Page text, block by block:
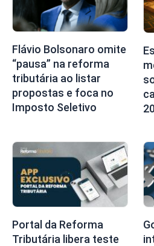
Flávio Bolsonaro omite
“pausa” na reforma
tributária ao listar
propostas e foca no
Imposto Seletivo
Portal da Reforma
Tributária libera teste